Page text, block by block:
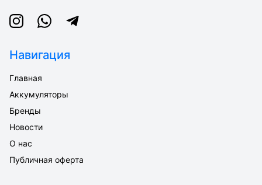
InstagramWhatsappTelegram
Навигация
Главная
Аккумуляторы
Бренды
Новости
О нас
Публичная оферта